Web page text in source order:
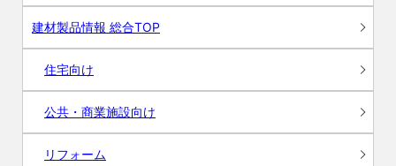
建材製品情報 総合TOP
住宅向け
公共・商業施設向け
リフォーム